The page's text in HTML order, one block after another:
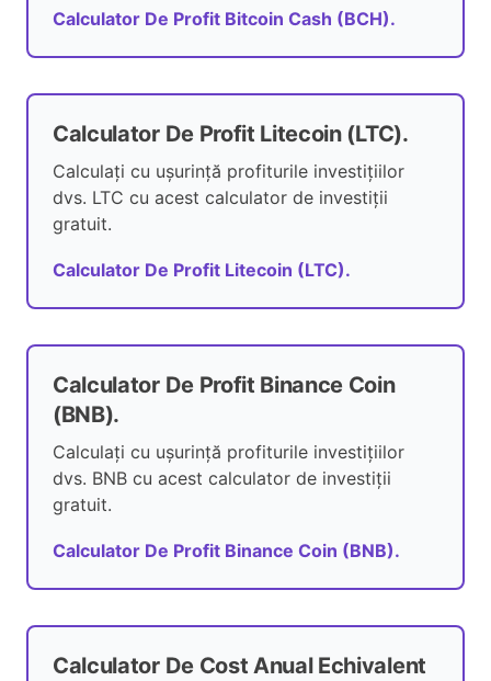
Calculator De Profit Bitcoin Cash (BCH).
Calculator De Profit Litecoin (LTC).
Calculați cu ușurință profiturile investițiilor
dvs. LTC cu acest calculator de investiții
gratuit.
Calculator De Profit Litecoin (LTC).
Calculator De Profit Binance Coin
(BNB).
Calculați cu ușurință profiturile investițiilor
dvs. BNB cu acest calculator de investiții
gratuit.
Calculator De Profit Binance Coin (BNB).
Calculator De Cost Anual Echivalent